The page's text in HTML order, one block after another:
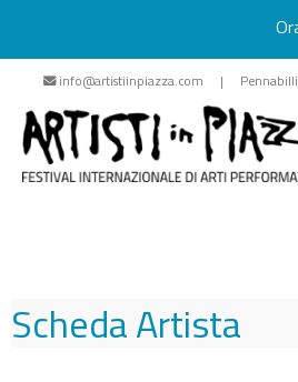
Vai
contenuto
info@artistiinpiazza.com | Pennabilli
Scheda Artista